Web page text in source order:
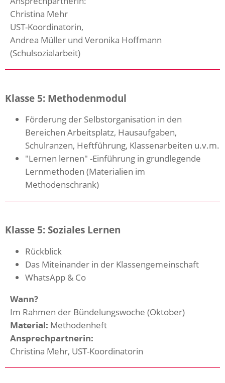
Christina Mehr
UST-Koordinatorin,
Andrea Müller und Veronika Hoffmann
(Schulsozialarbeit)
Klasse 5: Methodenmodul
Förderung der Selbstorganisation in den
Bereichen Arbeitsplatz, Hausaufgaben,
Schulranzen, Heftführung, Klassenarbeiten u.v.m.
"Lernen lernen" -Einführung in grundlegende
Lernmethoden (Materialien im
Methodenschrank)
Klasse 5: Soziales Lernen
Rückblick
Das Miteinander in der Klassengemeinschaft
WhatsApp & Co
Wann?
Im Rahmen der Bündelungswoche (Oktober)
Material: Methodenheft
Ansprechpartnerin:
Christina Mehr, UST-Koordinatorin